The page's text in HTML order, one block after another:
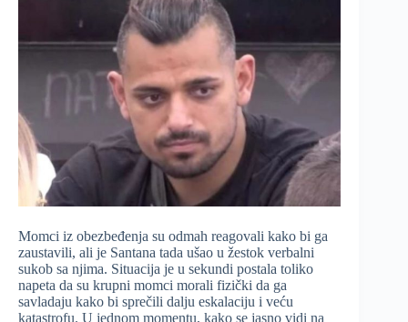
Momci iz obezbeđenja su odmah reagovali kako bi ga
zaustavili, ali je Santana tada ušao u žestok verbalni
sukob sa njima. Situacija je u sekundi postala toliko
napeta da su krupni momci morali fizički da ga
savladaju kako bi sprečili dalju eskalaciju i veću
katastrofu. U jednom momentu, kako se jasno vidi na